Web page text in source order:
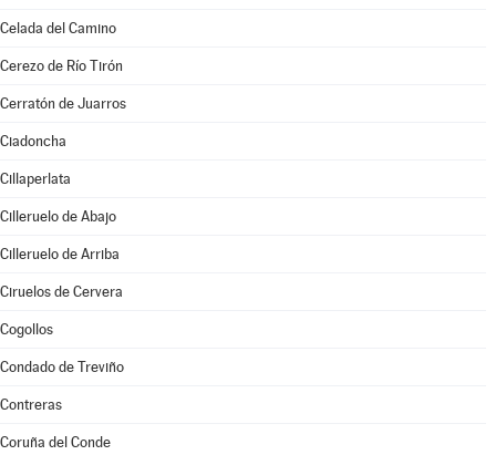
Celada del Camino
Cerezo de Río Tirón
Cerratón de Juarros
Ciadoncha
Cillaperlata
Cilleruelo de Abajo
Cilleruelo de Arriba
Ciruelos de Cervera
Cogollos
Condado de Treviño
Contreras
Coruña del Conde